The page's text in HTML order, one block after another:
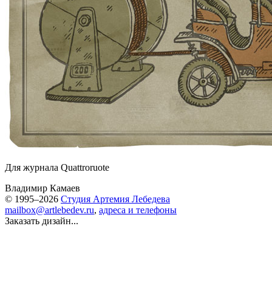
Для журнала Quattroruote
Владимир Камаев
© 1995–2026 Студия Артемия Лебедева
mailbox@artlebedev.ru, адреса и телефоны
Заказать дизайн...